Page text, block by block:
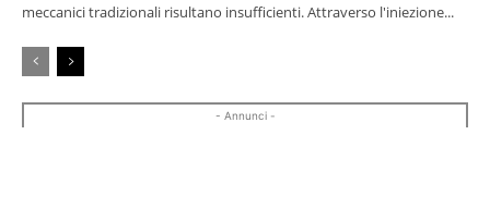
meccanici tradizionali risultano insufficienti. Attraverso l'iniezione...
- Annunci -